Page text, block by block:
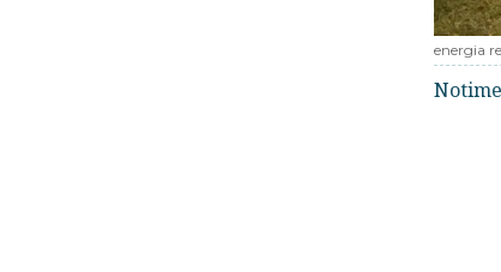
energia